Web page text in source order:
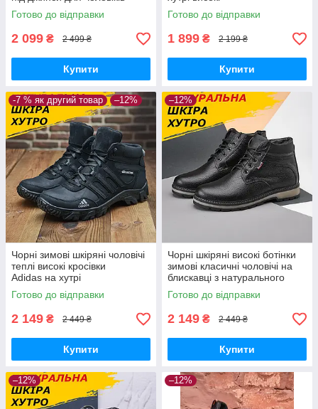
Готово до відправки
2 099 ₴ 2 499 ₴
Купити
Готово до відправки
1 899 ₴ 2 199 ₴
Купити
-7 % як другий товар –12%
Чорні зимові шкіряні чоловічі
теплі високі кросівки
Adidas на хутрі
Готово до відправки
2 149 ₴ 2 449 ₴
Купити
–12%
Чорні шкіряні високі ботінки
зимові класичні чоловічі на
блискавці з натурального
хутра
Готово до відправки
2 149 ₴ 2 449 ₴
Купити
–12% –12%